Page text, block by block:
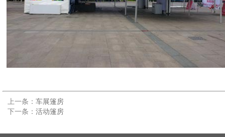
上一条： 车展篷房
下一条： 活动篷房